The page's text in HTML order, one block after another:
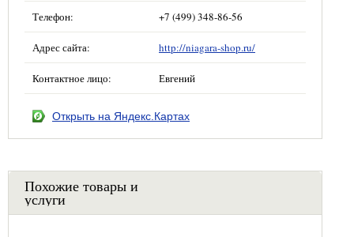
Телефон: +7 (499) 348-86-56
Адрес сайта: http://niagara-shop.ru/
Контактное лицо: Евгений
Открыть на Яндекс.Картах
Похожие товары и
услуги